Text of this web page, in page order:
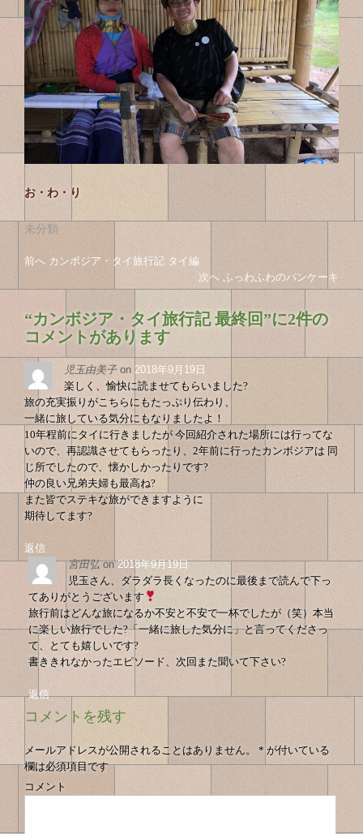
お・わ・り
未分類
投
稿
の
ナ
ビ
ゲ
ー
シ
ョ
ン
投
稿
ナ
ビ
ゲ
ー
シ
ョ
ン
前へ 前
の
投
稿
へ
カンボジア・タイ旅行記 タイ編
次へ 次
の
投
稿
へ
ふっわふわのパンケーキ
“カンボジア・タイ旅行記 最終回”に2件の
コメントがあります
児玉由美子on 2018年9月19日
楽しく、愉快に読ませてもらいました?
旅の充実振りがこちらにもたっぷり伝わり、
一緒に旅している気分にもなりましたよ！
10年程前にタイに行きましたが 今回紹介された場所には行ってな
いので、再認識させてもらったり、2年前に行ったカンボジアは 同
じ所でしたので、懐かしかったりです?
仲の良い兄弟夫婦も最高ね?
また皆でステキな旅ができますように
期待してます?
返信
宮田弘on2018年9月19日
児玉さん、ダラダラ長くなったのに最後まで読んで下っ
てありがとうございます
旅行前はどんな旅になるか不安と不安で一杯でしたが（笑）本当
に楽しい旅行でした?「一緒に旅した気分に」と言ってくださっ
て、とても嬉しいです?
書ききれなかったエピソード、次回また聞いて下さい?
返信
コメントを残す
メールアドレスが公開されることはありません。 * が付いている
欄は必須項目です
コメント